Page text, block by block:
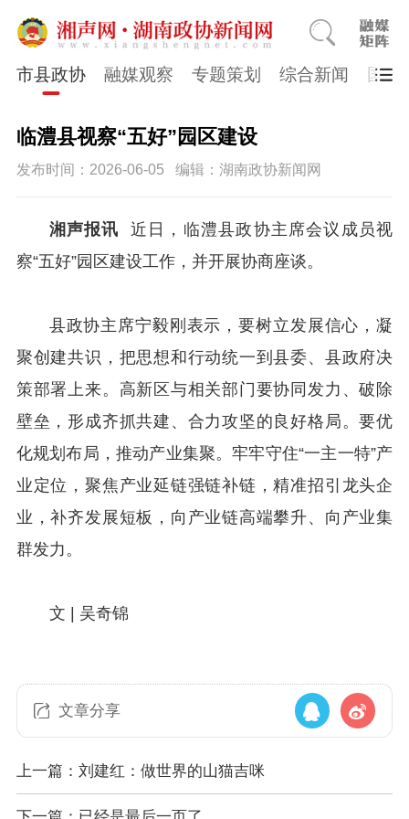
市县政协 融媒观察 专题策划 综合新闻 国医
临澧县视察“五好”园区建设
发布时间：2026-06-05 编辑：湖南政协新闻网
湘声报讯 近日，临澧县政协主席会议成员视
察“五好”园区建设工作，并开展协商座谈。
县政协主席宁毅刚表示，要树立发展信心，凝
聚创建共识，把思想和行动统一到县委、县政府决
策部署上来。高新区与相关部门要协同发力、破除
壁垒，形成齐抓共建、合力攻坚的良好格局。要优
化规划布局，推动产业集聚。牢牢守住“一主一特”产
业定位，聚焦产业延链强链补链，精准招引龙头企
业，补齐发展短板，向产业链高端攀升、向产业集
群发力。
文 | 吴奇锦
文章分享
上一篇：刘建红：做世界的山猫吉咪